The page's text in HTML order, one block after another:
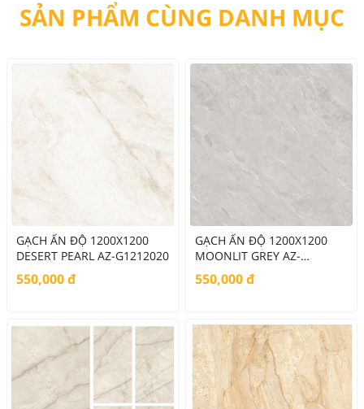
SẢN PHẨM CÙNG DANH MỤC
GẠCH ẤN ĐỘ 1200X1200
DESERT PEARL AZ-G1212020
550,000đ
GẠCH ẤN ĐỘ 1200X1200
MOONLIT GREY AZ-
G1212023
550,000đ